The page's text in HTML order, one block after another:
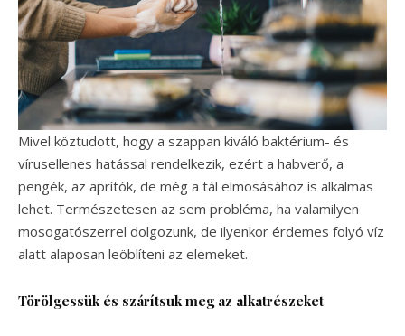
Mivel köztudott, hogy a szappan kiváló baktérium- és
vírusellenes hatással rendelkezik, ezért a habverő, a
pengék, az aprítók, de még a tál elmosásához is alkalmas
lehet. Természetesen az sem probléma, ha valamilyen
mosogatószerrel dolgozunk, de ilyenkor érdemes folyó víz
alatt alaposan leöblíteni az elemeket.
Törölgessük és szárítsuk meg az alkatrészeket